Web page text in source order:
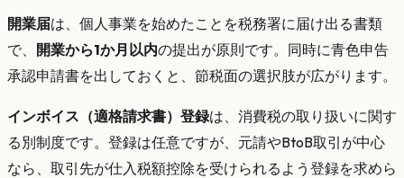
開業届は、個人事業を始めたことを税務署に届け出る書類
で、 開業から1か月以内の提出が原則です。同時に青色申告
承認申請書を出しておくと、節税面の選択肢が広がります。
インボイス（適格請求書）登録は、消費税の取り扱いに関す
る別制度です。登録は任意ですが、元請やBtoB取引が中心
なら、取引先が仕入税額控除を受けられるよう登録を求めら